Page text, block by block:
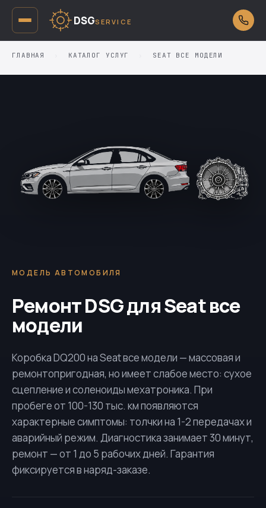
DSGSERVICE
ГЛАВНАЯ КАТАЛОГ УСЛУГ SEAT ВСЕ МОДЕЛИ
МОДЕЛЬ АВТОМОБИЛЯ
Ремонт DSG для Seat все
модели
КоробкаDQ200на Seat все модели — массовая и
ремонтопригодная, но имеет слабое место: сухое
сцепление и соленоиды мехатроника. При
пробеге от 100-130 тыс. км появляются
характерные симптомы: толчки на 1-2 передачах и
аварийный режим. Диагностика занимает 30 минут,
ремонт — от 1 до 5 рабочих дней. Гарантия
фиксируется в наряд-заказе.